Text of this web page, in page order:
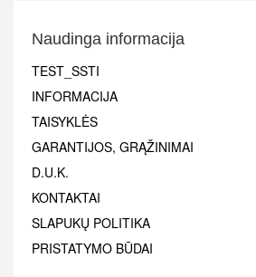
Naudinga informacija
TEST_SSTI
INFORMACIJA
TAISYKLĖS
GARANTIJOS, GRĄŽINIMAI
D.U.K.
KONTAKTAI
SLAPUKŲ POLITIKA
PRISTATYMO BŪDAI